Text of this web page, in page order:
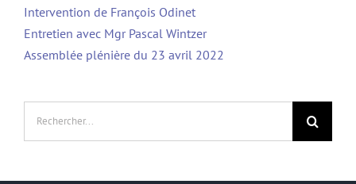
Intervention de François Odinet
Entretien avec Mgr Pascal Wintzer
Assemblée plénière du 23 avril 2022